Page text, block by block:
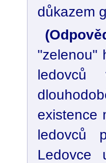
důkazem
"zelenou"
existence
ledovců